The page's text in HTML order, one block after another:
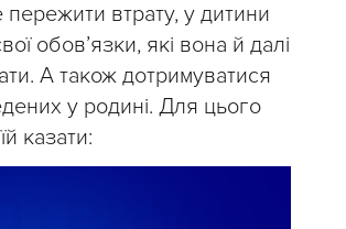
втрату, у дитини
обов’язки, які вона й далі
А також дотримуватися
у родині. Для цього
казати: